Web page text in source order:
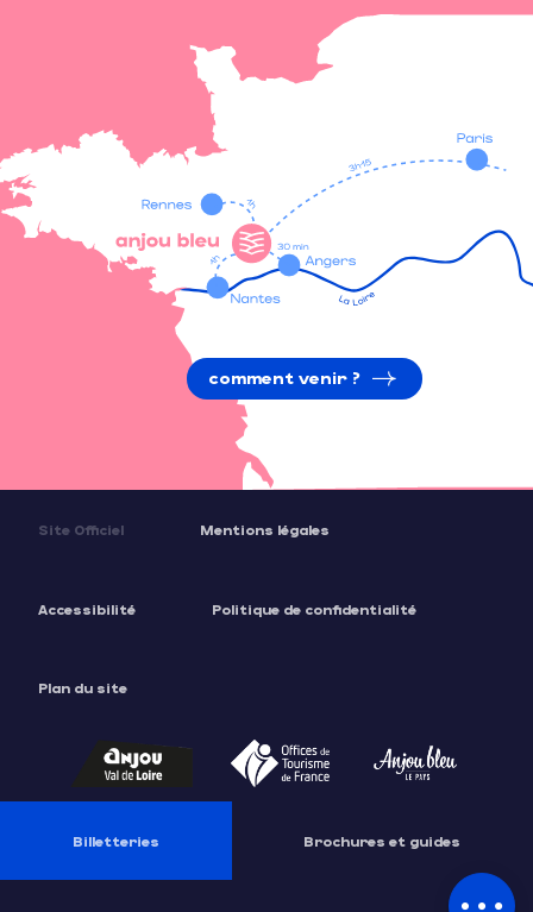
Description
Ouvertures
comment venir ?
Site Officiel Mentions légales
Accessibilité Politique de confidentialité
Plan du site
Billetteries Brochures et guides